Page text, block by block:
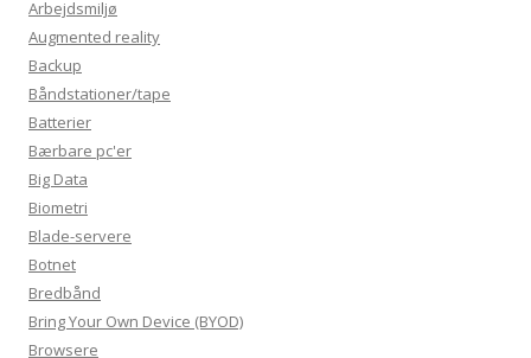
Arbejdsmiljø
Augmented reality
Backup
Båndstationer/tape
Batterier
Bærbare pc'er
Big Data
Biometri
Blade-servere
Botnet
Bredbånd
Bring Your Own Device (BYOD)
Browsere